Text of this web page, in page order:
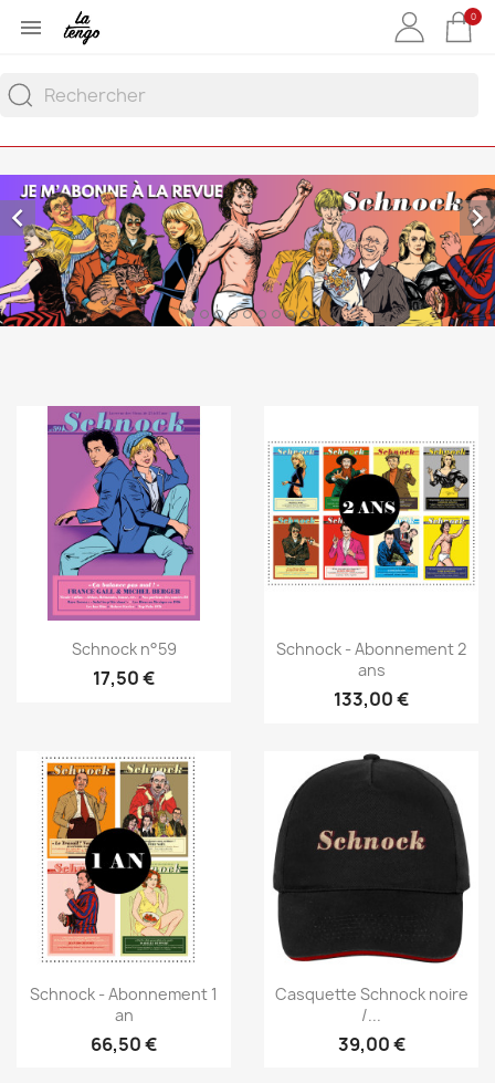
 0
 
Schnock n°59
17,50 €
Schnock - Abonnement 2
ans
133,00 €
Schnock - Abonnement 1
an
66,50 €
Casquette Schnock noire
/...
39,00 €